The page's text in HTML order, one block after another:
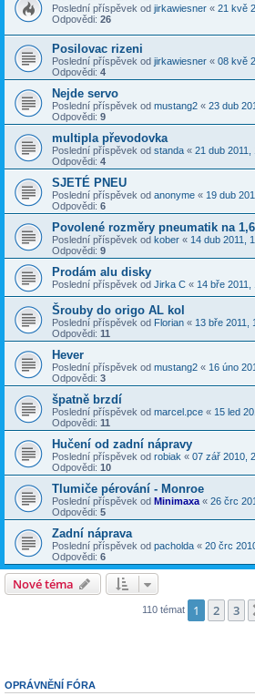
Poslední příspěvek od jirkawiesner « 21 kvě
Odpovědi: 26
Posilovac rizeni
Poslední příspěvek od jirkawiesner « 08 kvě
Odpovědi: 4
Nejde servo
Poslední příspěvek od mustang2 « 23 dub
Odpovědi: 9
multipla převodovka
Poslední příspěvek od standa « 21 dub 2011,
Odpovědi: 4
SJETÉ PNEU
Poslední příspěvek od anonyme « 19 dub
Odpovědi: 6
Povolené rozměry pneumatik na
Poslední příspěvek od kober « 14 dub 2011,
Odpovědi: 9
Prodám alu disky
Poslední příspěvek od Jirka C « 14 bře 2011,
Šrouby do origo AL kol
Poslední příspěvek od Florian « 13 bře 2011,
Odpovědi: 11
Hever
Poslední příspěvek od mustang2 « 16 úno
Odpovědi: 3
špatně brzdí
Poslední příspěvek od marcel.pce « 15 led
Odpovědi: 11
Hučení od zadní nápravy
Poslední příspěvek od robiak « 07 zář 2010,
Odpovědi: 10
Tlumiče pérování - Monroe
Poslední příspěvek od Minimaxa « 26 črc
Odpovědi: 5
Zadní náprava
Poslední příspěvek od pacholda « 20 črc
Odpovědi: 6
Nové téma
110 témat 1 2 3
OPRÁVNĚNÍ FÓRA